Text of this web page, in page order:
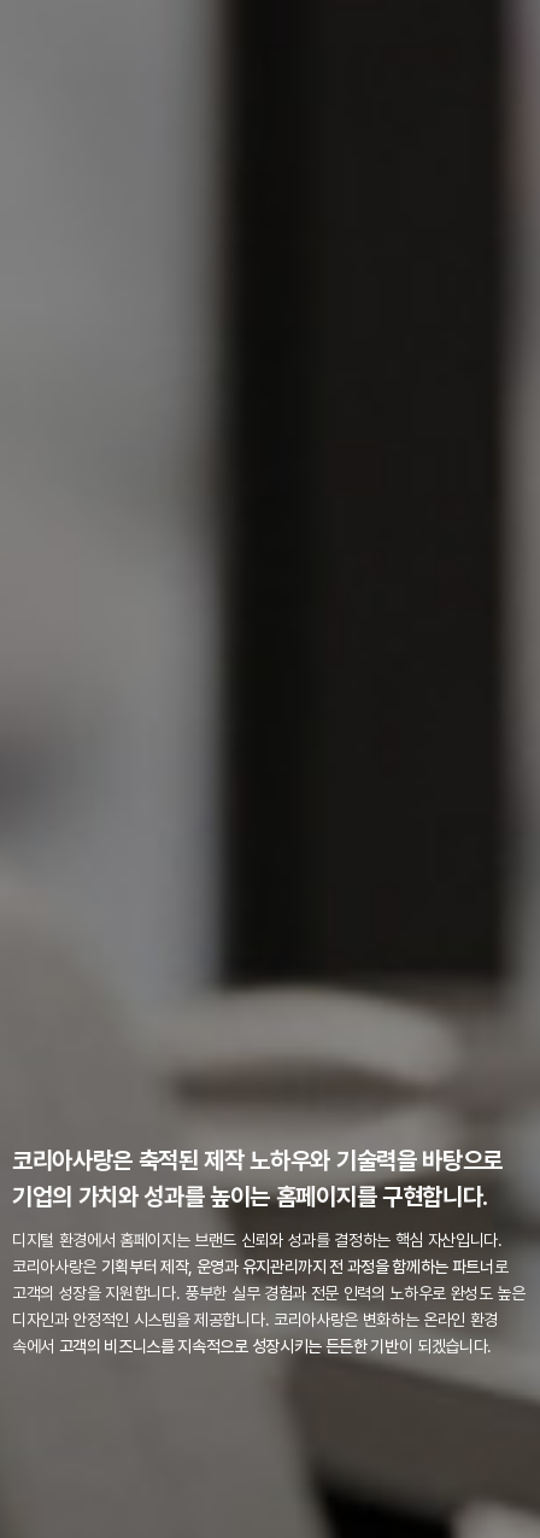
코리아사랑은 축적된 제작 노하우와 기술력을 바탕으로
기업의 가치와 성과를 높이는 홈페이지를 구현합니다.
디지털 환경에서 홈페이지는 브랜드 신뢰와 성과를 결정하는 핵심 자산입니다.
코리아사랑은 기획부터 제작, 운영과 유지관리까지 전 과정을 함께하는 파트너로
고객의 성장을 지원합니다. 풍부한 실무 경험과 전문 인력의 노하우로 완성도 높은
디자인과 안정적인 시스템을 제공합니다. 코리아사랑은 변화하는 온라인 환경
속에서 고객의 비즈니스를 지속적으로 성장시키는 든든한 기반이 되겠습니다.